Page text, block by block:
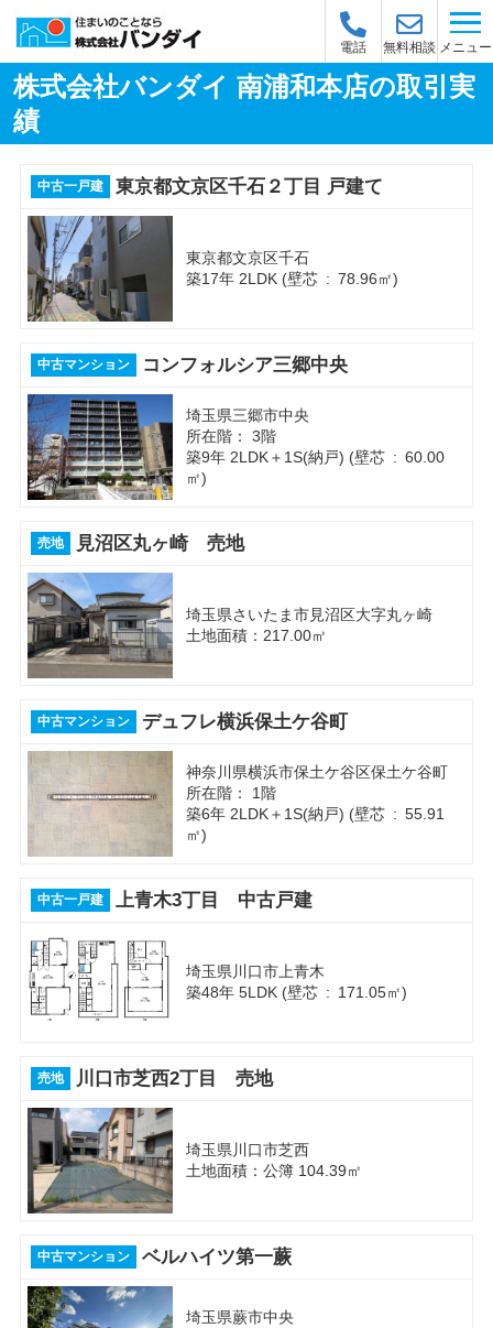
電話 無料相談 メニュー
株式会社バンダイ 南浦和本店の取引実
績
中古一戸建 東京都文京区千石２丁目 戸建て
東京都文京区千石
築17年 2LDK (壁芯 : 78.96㎡)
中古マンション コンフォルシア三郷中央
埼玉県三郷市中央
所在階： 3階
築9年 2LDK＋1S(納戸) (壁芯 : 60.00
㎡)
売地 見沼区丸ヶ崎 売地
埼玉県さいたま市見沼区大字丸ヶ崎
土地面積：217.00㎡
中古マンション デュフレ横浜保土ケ谷町
神奈川県横浜市保土ケ谷区保土ケ谷町
所在階： 1階
築6年 2LDK＋1S(納戸) (壁芯 : 55.91
㎡)
中古一戸建 上青木3丁目 中古戸建
埼玉県川口市上青木
築48年 5LDK (壁芯 : 171.05㎡)
売地 川口市芝西2丁目 売地
埼玉県川口市芝西
土地面積：公簿 104.39㎡
中古マンション ベルハイツ第一蕨
埼玉県蕨市中央